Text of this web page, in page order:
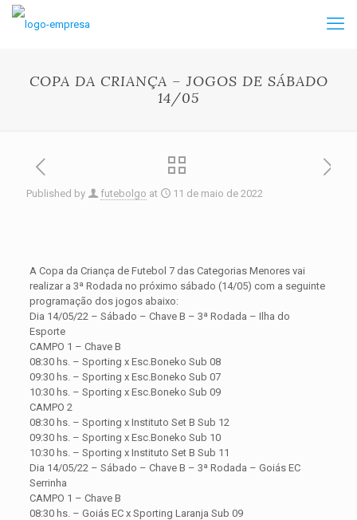
COPA DA CRIANÇA – JOGOS DE SÁBADO
14/05
Published by futebolgo at 11 de maio de 2022
A Copa da Criança de Futebol 7 das Categorias Menores vai
realizar a 3ª Rodada no próximo sábado (14/05) com a seguinte
programação dos jogos abaixo:
Dia 14/05/22 – Sábado – Chave B – 3ª Rodada – Ilha do
Esporte
CAMPO 1 – Chave B
08:30 hs. – Sporting x Esc.Boneko Sub 08
09:30 hs. – Sporting x Esc.Boneko Sub 07
10:30 hs. – Sporting x Esc.Boneko Sub 09
CAMPO 2
08:30 hs. – Sporting x Instituto Set B Sub 12
09:30 hs. – Sporting x Esc.Boneko Sub 10
10:30 hs. – Sporting x Instituto Set B Sub 11
Dia 14/05/22 – Sábado – Chave B – 3ª Rodada – Goiás EC
Serrinha
CAMPO 1 – Chave B
08:30 hs. – Goiás EC x Sporting Laranja Sub 09